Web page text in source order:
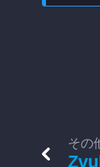
その